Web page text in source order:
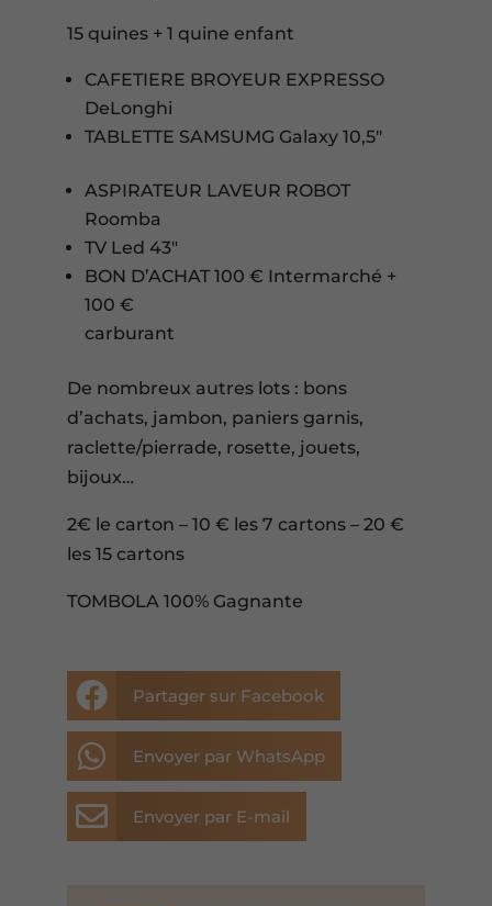
15 quines + 1 quine enfant
CAFETIERE BROYEUR EXPRESSO
DeLonghi
TABLETTE SAMSUMG Galaxy 10,5″
ASPIRATEUR LAVEUR ROBOT
Roomba
TV Led 43″
BON D’ACHAT 100 € Intermarché +
100 €
carburant
De nombreux autres lots : bons
d’achats, jambon, paniers garnis,
raclette/pierrade, rosette, jouets,
bijoux…
2€ le carton – 10 € les 7 cartons – 20 €
les 15 cartons
TOMBOLA 100% Gagnante
 Partager sur Facebook
 Envoyer par WhatsApp
 Envoyer par E-mail